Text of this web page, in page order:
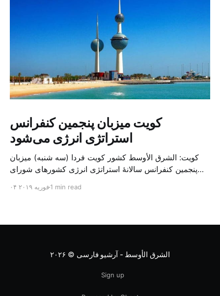
کویت میزبان پنجمین کنفرانس
استراتژی انرژی می‌شود
کویت: الشرق الأوسط کشور کویت فردا (سه شنبه) میزبان
پنجمین کنفرانس سالانهٔ استراتژی انرژی کشورهای شورای
متخصص از شرکت‌های جهانی نفت و گاز در این کنفرانس
۰۴ فوریه ۲۰۱۹1 min read
الشرق الأوسط - آرشیو فارسی © ۲۰۲۶
Sign up